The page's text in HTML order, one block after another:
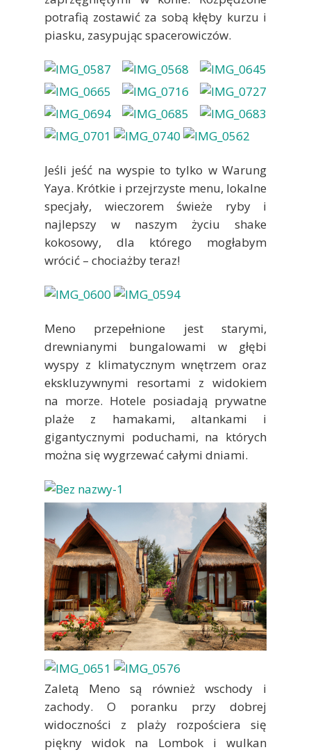
potrafią zostawić za sobą kłęby kurzu i
piasku, zasypując spacerowiczów.
Jeśli jeść na wyspie to tylko w Warung
Yaya. Krótkie i przejrzyste menu, lokalne
specjały, wieczorem świeże ryby i
najlepszy w naszym życiu shake
kokosowy, dla którego mogłabym
wrócić – chociażby teraz!
Meno przepełnione jest starymi,
drewnianymi bungalowami w głębi
wyspy z klimatycznym wnętrzem oraz
ekskluzywnymi resortami z widokiem
na morze. Hotele posiadają prywatne
plaże z hamakami, altankami i
gigantycznymi poduchami, na których
można się wygrzewać całymi dniami.
Zaletą Meno są również wschody i
zachody. O poranku przy dobrej
widoczności z plaży rozpościera się
piękny widok na Lombok i wulkan